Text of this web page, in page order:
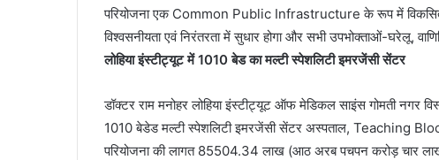
परियोजना एक Common Public Infrastructure के रूप में विकसित
विश्वसनीयता एवं निरंतरता में सुधार होगा और सभी उपभोक्ताओं-घरेलू,
लोहिया इंस्टीट्यूट में 1010 बेड का मल्टी स्पेशलिटी इमरजेंसी सेंटर
डॉक्टर राम मनोहर लोहिया इंस्टीट्यूट ऑफ मेडिकल साइंस गोमती नगर
1010 बेडेड मल्टी स्पेशलिटी इमरजेंसी सेंटर अस्पताल, Teaching
परियोजना की लागत 85504.34 लाख (आठ अरब पचपन करोड़ चार